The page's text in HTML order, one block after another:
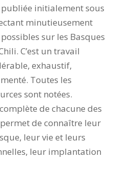
publiée initialement sous
minutieusement
sur les Basques
C’est un travail
exhaustif,
Toutes les
sont notées.
de chacune des
de connaître leur
leur vie et leurs
leur implantation